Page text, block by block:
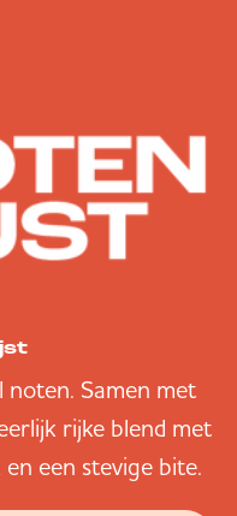
Samen met
rijke blend met
een stevige bite.